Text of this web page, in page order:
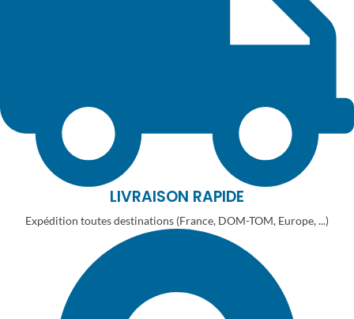
LIVRAISON RAPIDE
Expédition toutes destinations (France, DOM-TOM, Europe, ...)